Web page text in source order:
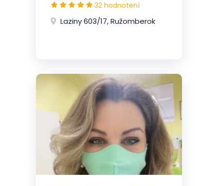
32 hodnotení
Laziny 603/17, Ružomberok